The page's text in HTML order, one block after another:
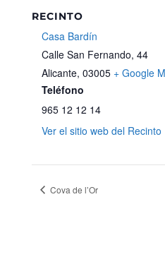
RECINTO
Casa Bardín
Calle San Fernando, 44
Alicante, 03005 + Google
Teléfono
965 12 12 14
Ver el sitio web del Recinto
Cova de l’Or